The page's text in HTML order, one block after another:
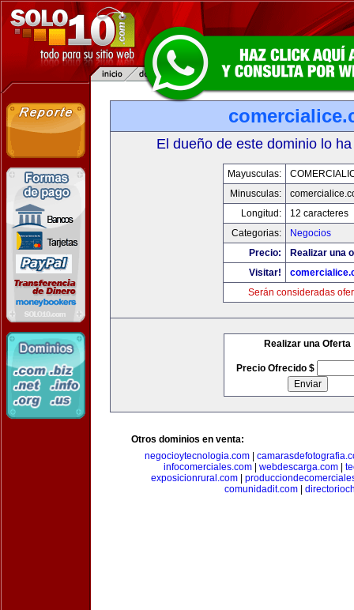
El dueño de este dominio lo
Mayusculas:
Minusculas:
Longitud:
12 caracteres
Categorias:
Negocios
Precio:
Realizar una
Visitar!
Serán consideradas
Realizar una Oferta
Precio Ofrecido $
Otros dominios en venta:
negocioytecnologia.com
infocomerciales.com| webdescarga.com|
exposicionrural.com
comunidadit.com|